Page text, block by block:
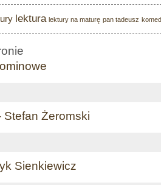
lektura lektury na maturę pan tadeusz
Stefan Żeromski
Sienkiewicz